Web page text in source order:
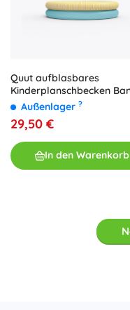
Quut aufblasbares
Kinderplanschbecken
Blue 80 cm
Außenlager ?
29,50 €
In den Warenkorb